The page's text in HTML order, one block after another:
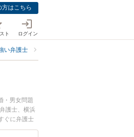
方はこちら
ト ログイン
い弁護士
・男女問題
護士、横浜
ぐに弁護士
約したい』な